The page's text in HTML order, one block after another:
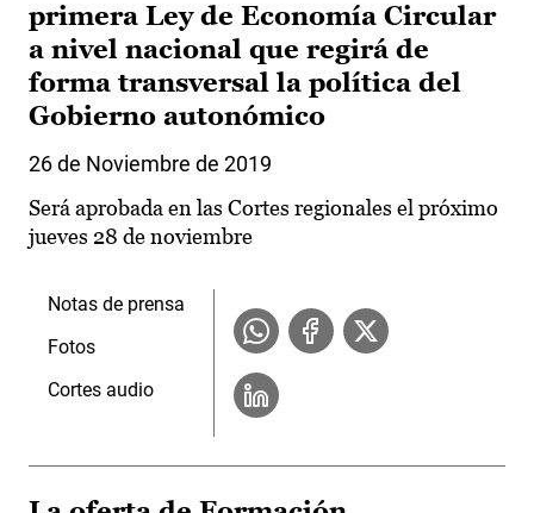
primera Ley de Economía Circular
a nivel nacional que regirá de
forma transversal la política del
Gobierno autonómico
26 de Noviembre de 2019
Será aprobada en las Cortes regionales el próximo
jueves 28 de noviembre
Notas de prensa
Fotos
Cortes audio